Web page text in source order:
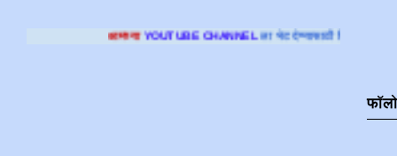
YOUTUBE CHANNELला भेट देण्यासाठी क्लिक करा.